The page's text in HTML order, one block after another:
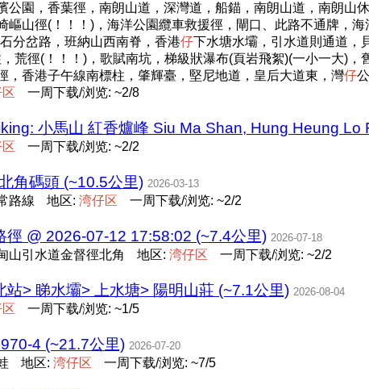
公園，香葉徑，南朗山道，深灣道，船錨，南朗山道，南朗山
嶇山徑(！！！)，海洋公園纜車救援徑，閘口、此路不通牌，
分岔路，班納山西南脊，香港仔下水塘水壩，引水道則通道，
荒徑(！！！)，歌賦南坑，梯級狀瀑布(頁岩飛絮)(一小一大)，
，香港子午線南標柱，肇輝臺，堅尼地道，皇后大道東，灣仔
区 一周下载/浏览: ~2/8
小馬山 紅香爐峰 Siu Ma Shan, Hung Heung Lo
区 一周下载/浏览: ~2/2
角碼頭 (~10.5公里) 2026-03-13
路線 地区: 湾仔区 一周下载/浏览: ~2/2
徑 @ 2026-07-12 17:58:02 (~7.4公里) 2026-07-18
山引水道金督徑北角 地区: 湾仔区 一周下载/浏览: ~2/2
站> 睇水壩> 上水塘> 陽明山莊 (~7.1公里) 2026-08-04
区 一周下载/浏览: ~1/5
4 (~21.7公里) 2026-07-20
地区: 湾仔区 一周下载/浏览: ~7/5